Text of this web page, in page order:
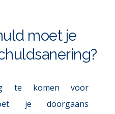
moet je
te komen voor
je doorgaans